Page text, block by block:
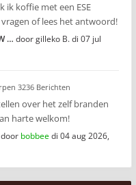
ik koffie met een ESE
of lees het antwoord!
… doorgilleko B.di 07 jul
3236 Berichten
over het zelf branden
harte welkom!
door bobbeedi 04 aug 2026,